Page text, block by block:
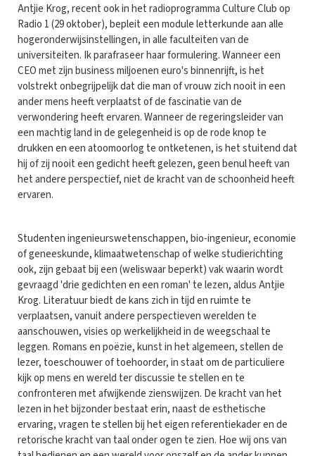
Antjie Krog, recent ook in het radioprogramma Culture Club op
Radio 1 (29 oktober), bepleit een module letterkunde aan alle
hogeronderwijsinstellingen, in alle faculteiten van de
universiteiten. Ik parafraseer haar formulering. Wanneer een
CEO met zijn business miljoenen euro's binnenrijft, is het
volstrekt onbegrijpelijk dat die man of vrouw zich nooit in een
ander mens heeft verplaatst of de fascinatie van de
verwondering heeft ervaren. Wanneer de regeringsleider van
een machtig land in de gelegenheid is op de rode knop te
drukken en een atoomoorlog te ontketenen, is het stuitend dat
hij of zij nooit een gedicht heeft gelezen, geen benul heeft van
het andere perspectief, niet de kracht van de schoonheid heeft
ervaren.
Studenten ingenieurswetenschappen, bio-ingenieur, economie
of geneeskunde, klimaatwetenschap of welke studierichting
ook, zijn gebaat bij een (weliswaar beperkt) vak waarin wordt
gevraagd 'drie gedichten en een roman' te lezen, aldus Antjie
Krog. Literatuur biedt de kans zich in tijd en ruimte te
verplaatsen, vanuit andere perspectieven werelden te
aanschouwen, visies op werkelijkheid in de weegschaal te
leggen. Romans en poëzie, kunst in het algemeen, stellen de
lezer, toeschouwer of toehoorder, in staat om de particuliere
kijk op mens en wereld ter discussie te stellen en te
confronteren met afwijkende zienswijzen. De kracht van het
lezen in het bijzonder bestaat erin, naast de esthetische
ervaring, vragen te stellen bij het eigen referentiekader en de
retorische kracht van taal onder ogen te zien. Hoe wij ons van